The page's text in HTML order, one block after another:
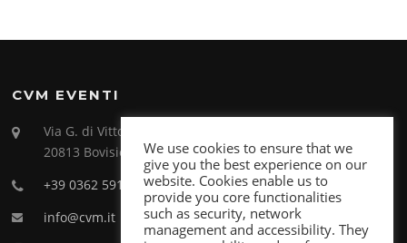
CVM EVENTI
Via G. di Vittorio 26
20813 Bovisio Masciago (MB)
+39 0362 591998
info@cvm.it
We use cookies to ensure that we
give you the best experience on our
website. Cookies enable us to
provide you core functionalities
such as security, network
management and accessibility. They